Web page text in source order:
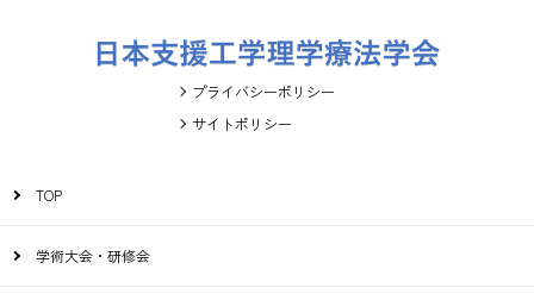
プライバシーポリシー
サイトポリシー
TOP
学術大会・研修会